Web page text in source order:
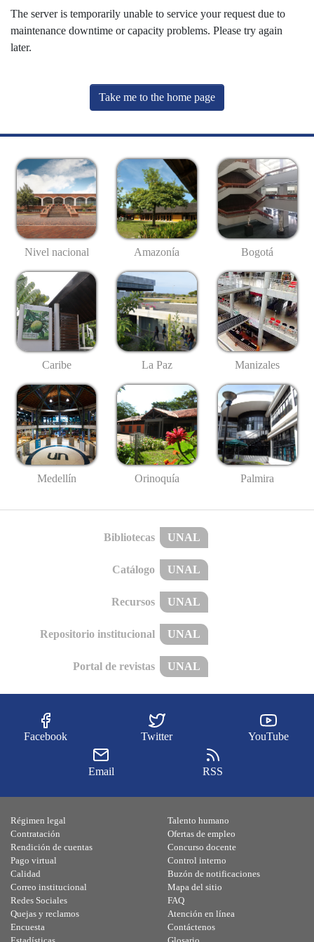
The server is temporarily unable to service your request due to
maintenance downtime or capacity problems. Please try again
later.
Take me to the home page
Nivel nacional Amazonía Bogotá
Caribe La Paz Manizales
Medellín Orinoquía Palmira
Bibliotecas UNAL
Catálogo UNAL
Recursos UNAL
Repositorio institucional UNAL
Portal de revistas UNAL
Facebook Twitter YouTube
Email RSS
Régimen legal
Contratación
Rendición de cuentas
Pago virtual
Calidad
Talento humano
Ofertas de empleo
Concurso docente
Control interno
Buzón de notificaciones
Correo institucional
Redes Sociales
Quejas y reclamos
Encuesta
Mapa del sitio
FAQ
Atención en línea
Contáctenos